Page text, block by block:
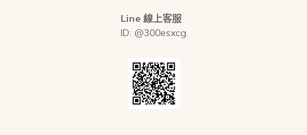
Line 線上客服
ID: @300esxcg